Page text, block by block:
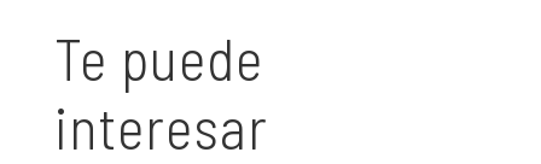
Te puede
interesar